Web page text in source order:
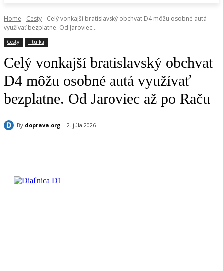
Home Cesty
Celý vonkajší bratislavský obchvat D4 môžu osobné autá
využívať bezplatne. Od Jaroviec...
Cesty Titulka
Celý vonkajší bratislavský obchvat
D4 môžu osobné autá využívať
bezplatne. Od Jaroviec až po Raču
By doprava.org 2. júla 2026